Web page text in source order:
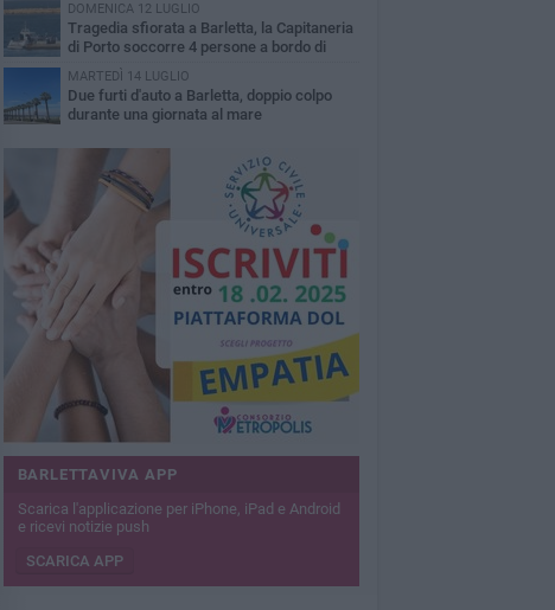
DOMENICA 12 LUGLIO
Tragedia sfiorata a Barletta, la Capitaneria
di Porto soccorre 4 persone a bordo di
tavole Sup
MARTEDÌ 14 LUGLIO
Due furti d'auto a Barletta, doppio colpo
durante una giornata al mare
BARLETTAVIVA APP
Scarica l'applicazione per iPhone, iPad e Android
e ricevi notizie push
SCARICA APP